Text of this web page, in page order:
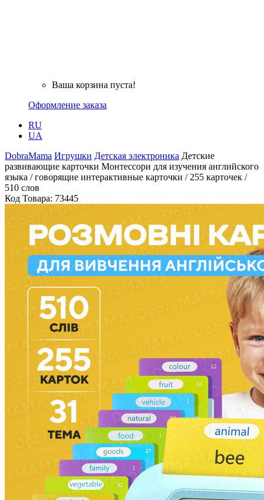
Ваша корзина пуста!
Оформление заказа
RU
UA
DobraMama Игрушки Детская электроника Детские
развивающие карточки Монтессори для изучения английского
языка / говорящие интерактивные карточки / 255 карточек /
510 слов
Код Товара: 73445